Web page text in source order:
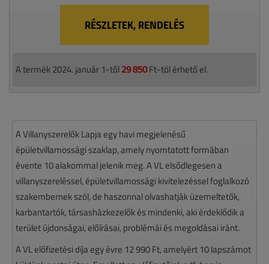
RÉSZLETEK, RENDELÉS
A termék 2024. január 1-től29 850Ft-tól érhető el.
A Villanyszerelők Lapja egy havi megjelenésű
épületvillamossági szaklap, amely nyomtatott formában
évente 10 alakommal jelenik meg. A VL elsődlegesen a
villanyszereléssel, épületvillamossági kivitelezéssel foglalkozó
szakembernek szól, de haszonnal olvashatják üzemeltetők,
karbantartók, társasházkezelők és mindenki, aki érdeklődik a
terület újdonságai, előírásai, problémái és megoldásai iránt.
A VL előfizetési díja egy évre 12 990 Ft, amelyért 10 lapszámot